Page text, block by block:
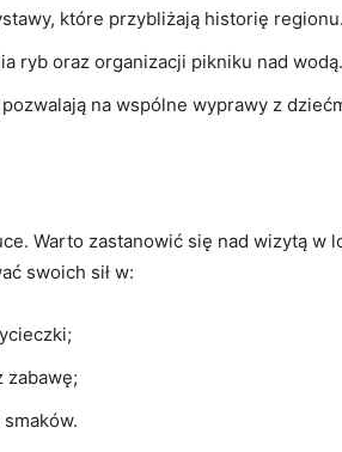
które przybliżają historię
ryb oraz organizacji pikniku nad wodą.
na wspólne wyprawy z
Warto zastanowić się nad wizytą
swoich sił w:
zabawę;